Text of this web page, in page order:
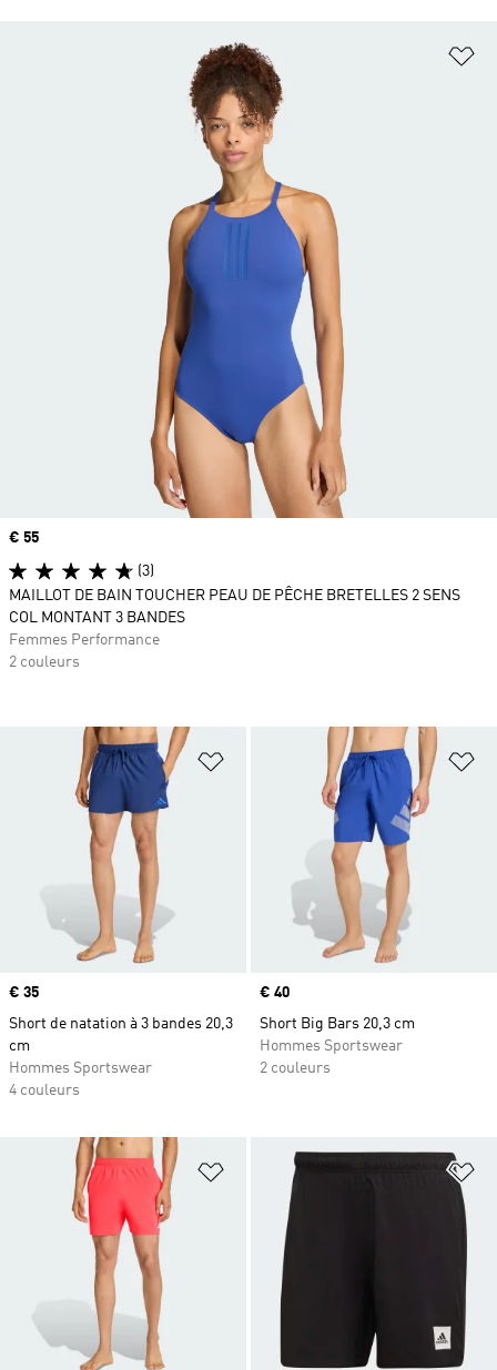
Ajouter à la Liste de produits
Prix
€ 35
Short de natation à 3 bandes 20,3
cm
Hommes Sportswear
4 couleurs
Prix
€ 40
Short Big Bars 20,3 cm
Hommes Sportswear
2 couleurs
Ajouter à la Liste de produits
Prix
€ 55
(3)
MAILLOT DE BAIN TOUCHER PEAU DE PÊCHE BRETELLES 2 SENS
COL MONTANT 3 BANDES
Femmes Performance
2 couleurs